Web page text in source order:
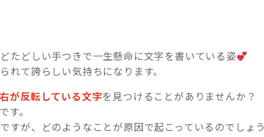
たどしい手つきで一生懸命に文字を書いている姿
て誇らしい気持ちになります。
が反転している文字を見つけることがありませんか？
す。
すが、どのようなことが原因で起こっているのでしょう